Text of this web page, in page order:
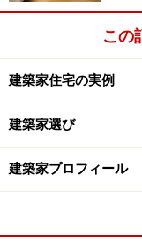
この
建築家住宅の実例
建築家選び
建築家プロフィール